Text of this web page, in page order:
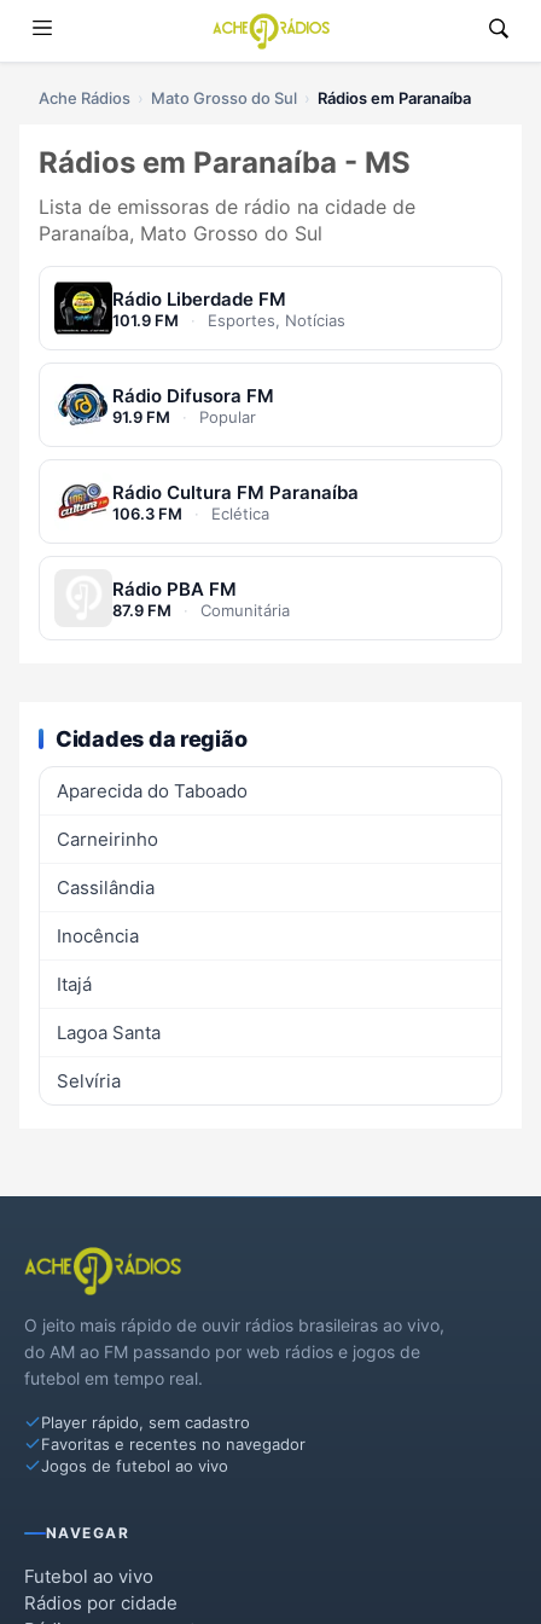
Ache Rádios Mato Grosso do Sul Rádios em Paranaíba
Rádios em Paranaíba - MS
Lista de emissoras de rádio na cidade de
Paranaíba, Mato Grosso do Sul
Rádio Liberdade FM
101.9 FM · Esportes, Notícias
Rádio Difusora FM
91.9 FM · Popular
Rádio Cultura FM Paranaíba
106.3 FM · Eclética
Rádio PBA FM
87.9 FM · Comunitária
Cidades da região
Aparecida do Taboado
Carneirinho
Cassilândia
Inocência
Itajá
Lagoa Santa
Selvíria
O jeito mais rápido de ouvir rádios brasileiras ao vivo,
do AM ao FM passando por web rádios e jogos de
futebol em tempo real.
Player rápido, sem cadastro
Favoritas e recentes no navegador
Jogos de futebol ao vivo
NAVEGAR
Futebol ao vivo
Rádios por cidade